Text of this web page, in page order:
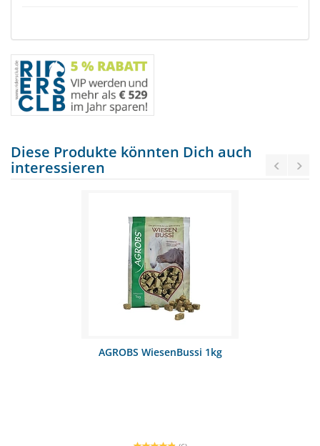
Diese Produkte könnten Dich auch
interessieren
AGROBS WiesenBussi 1kg